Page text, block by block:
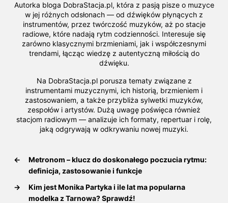
Autorka bloga DobraStacja.pl, która z pasją pisze o muzyce
w jej różnych odsłonach — od dźwięków płynących z
instrumentów, przez twórczość muzyków, aż po stacje
radiowe, które nadają rytm codzienności. Interesuje się
zarówno klasycznymi brzmieniami, jak i współczesnymi
trendami, łącząc wiedzę z autentyczną miłością do
dźwięku.
Na DobraStacja.pl porusza tematy związane z
instrumentami muzycznymi, ich historią, brzmieniem i
zastosowaniem, a także przybliża sylwetki muzyków,
zespołów i artystów. Dużą uwagę poświęca również
stacjom radiowym — analizuje ich formaty, repertuar i rolę,
jaką odgrywają w odkrywaniu nowej muzyki.
←
Metronom – klucz do doskonałego poczucia rytmu:
definicja, zastosowanie i funkcje
→
Kim jest Monika Partyka i ile lat ma popularna
modelka z Tarnowa? Sprawdź!